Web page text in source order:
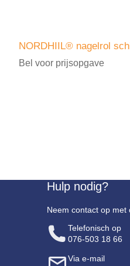
NORDHIIL® nagelrol
Bel voor prijsopgave
Hulp nodig?
Neem contact op met
Telefonisch op
076-503 18 66
Via e-mail